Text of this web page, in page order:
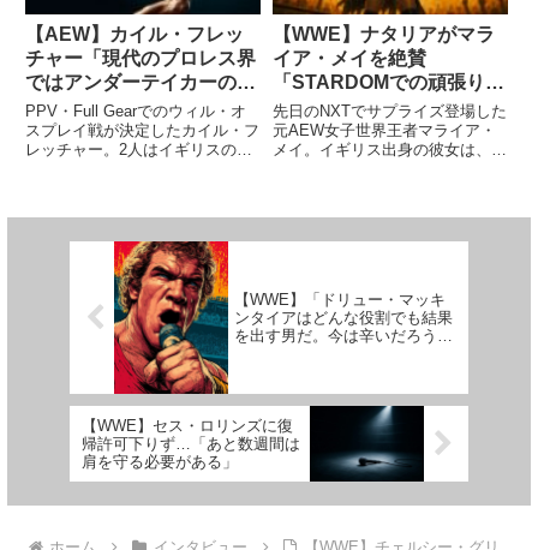
【AEW】カイル・フレッ
チャー「現代のプロレス界
ではアンダーテイカーのよ
うな超常的なキャラクター
はうまく機能しない。リア
リティが受ける時代だ」
PPV・Full Gearでのウィル・オ
スプレイ戦が決定したカイル・フ
レッチャー。2人はイギリスの先
後に至るま...
【WWE】ナタリアがマラ
イア・メイを絶賛
「STARDOMでの頑張りが
今につながってる」
先日のNXTでサプライズ登場した
元AEW女子世界王者マライア・
メイ。イギリス出身の彼女は、日
取った上でのWWE入団」...
【WWE】「ドリュー・マッキ
ンタイアはどんな役割でも結果
を出す男だ。今は辛いだろう
【WWE】セス・ロリンズに復
帰許可下りず…「あと数週間は
肩を守る必要がある」